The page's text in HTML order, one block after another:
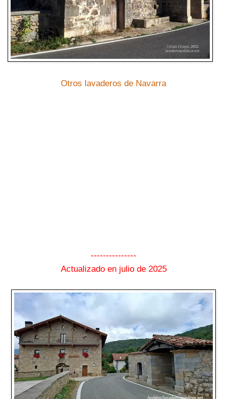
Otros lavaderos de Navarra
---------------
Actualizado en julio de 2025